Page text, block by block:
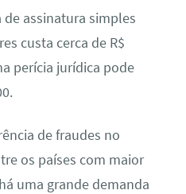
de assinatura simples
custa cerca de R$
perícia jurídica pode
de fraudes no
os países com maior
uma grande demanda